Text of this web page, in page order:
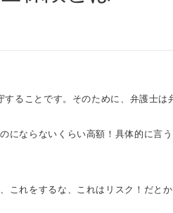
ることです。そのために、弁護士は
にならないくらい高額！具体的に言
これをするな、これはリスク！だと